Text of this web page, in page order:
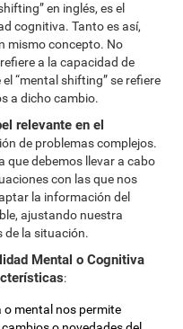
en inglés, es el
cognitiva. Tanto es así,
mismo concepto. No
a la capacidad de
“mental shifting” se refiere
a dicho cambio.
relevante en el
de problemas complejos.
que debemos llevar a cabo
con las que nos
la información del
ajustando nuestra
de la situación.
Mental o Cognitiva
:
o mental nos permite